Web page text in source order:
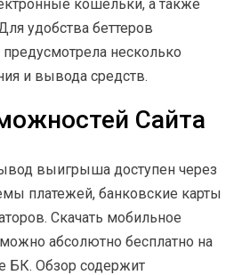
кошельки, а также
удобства беттеров
несколько
и вывода средств.
Сайта
выигрыша доступен через
платежей, банковские карты
Скачать мобильное
абсолютно бесплатно на
БК. Обзор содержит